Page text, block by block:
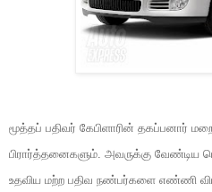
மூத்தப் பதிவர் கேபிளாரின் தகப்பனார்
பிரார்த்தனைகளும். அவருக்கு வேண்டிய
உதவிய மற்ற பதிவ நண்பர்களை எண்ணி